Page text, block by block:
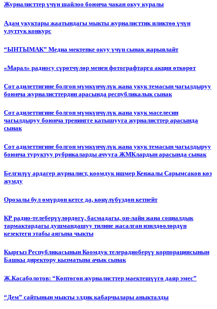
Журналисттер үчүн шайлоо боюнча чакан окуу куралы
Адам укуктары жаатындагы мыкты журналисттик иликтөө үчүн
улуттук конкурс
“ЫНТЫМАК” Медиа мектепке окуу үчүн сынак жарыялайт
«Марал» радиосу сүрөтчүлөр менен фотографтарга акция өткөрөт
Сот адилеттигине болгон мүмкүнчүлүк жана укук темасын чагылдыруу
боюнча журналисттердин арасында республикалык сынак
Сот адилеттигине болгон мүмкүнчүлүк жана укук маселесин
чагылдыруу боюнча тренингге катышууга журналисттер арасында
сынак
Сот адилеттигине болгон мүмкүнчүлүк жана укук темасын чагылдыруу
боюнча туруктуу рубрикаларды ачууга ЖМКлардын арасында сынак
Белгилүү ардагер журналист, коомдук ишмер Кенжалы Сарымсаков көз
жумду
Орозалы бул өмүрдөн кетсе да, көңүлүбүздөн кетпейт
КР радио-телеберүүлөрдөгү, басмадагы, он-лайн жана социалдык
тармактардагы душмандашуу тилине жасалган изилдөөлөрдүн
кезектеги этабы аягына чыкты
Кыргыз Республикасынын Коомдук телерадиоберүү корпорациясынын
Башкы директору кызматына ачык сынак
Ж.Касаболотов: “Көптөгөн журналисттер маектешүүгө даяр эмес”
“Дем” сайтынын мыкты элдик кабарчылары аныкталды